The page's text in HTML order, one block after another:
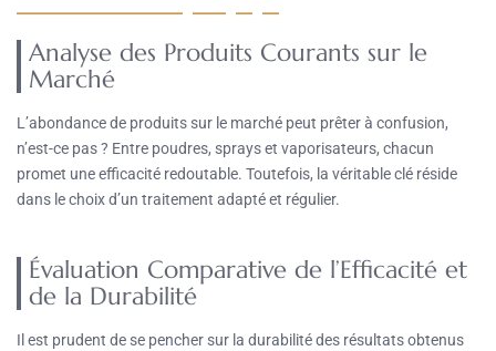
Analyse des Produits Courants sur le
Marché
L’abondance de produits sur le marché peut prêter à confusion,
n’est-ce pas ? Entre poudres, sprays et vaporisateurs, chacun
promet une efficacité redoutable. Toutefois, la véritable clé réside
dans le choix d’un traitement adapté et régulier.
Évaluation Comparative de l’Efficacité et
de la Durabilité
Il est prudent de se pencher sur la durabilité des résultats obtenus